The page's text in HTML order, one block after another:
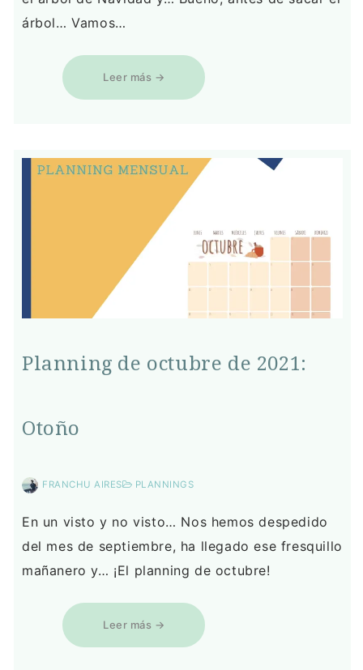
árbol… Vamos…
Leer más →
Planning de octubre de 2021:
Otoño
FRANCHU AIRES PLANNINGS
En un visto y no visto… Nos hemos despedido
del mes de septiembre, ha llegado ese fresquillo
mañanero y… ¡El planning de octubre!
Leer más →